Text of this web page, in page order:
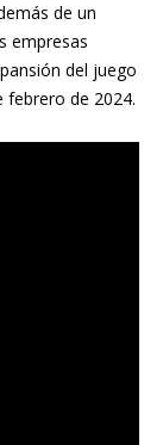
de un
empresas
del juego
febrero de 2024.